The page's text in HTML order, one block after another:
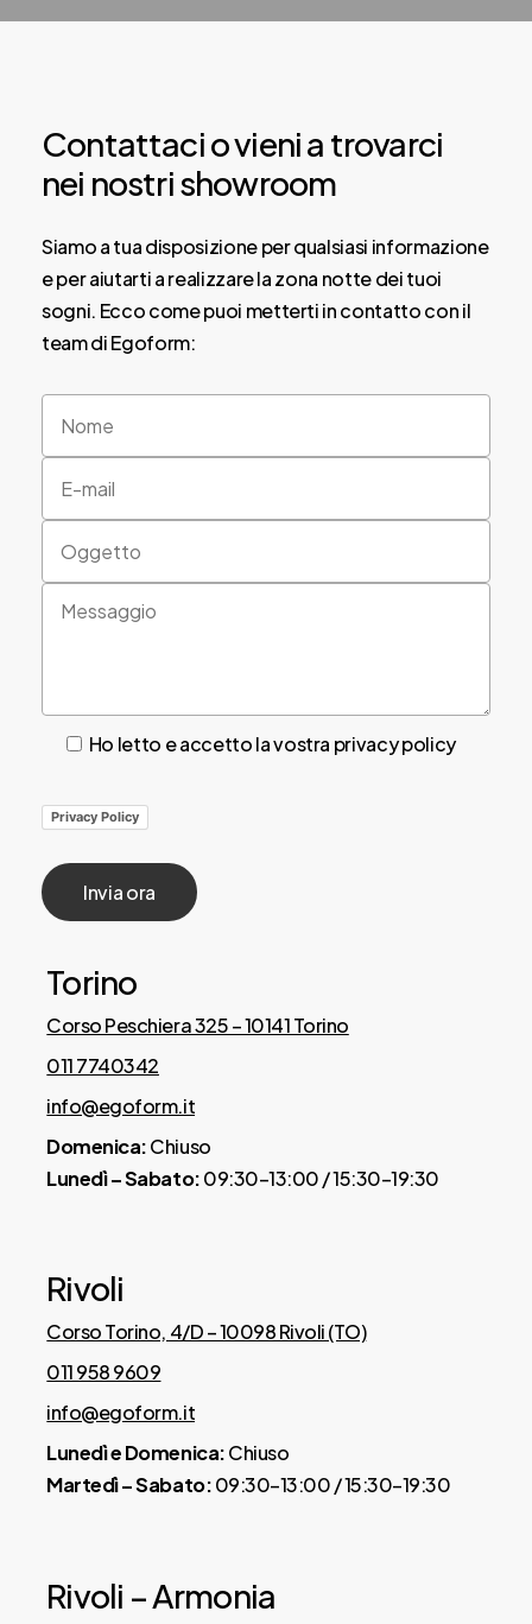
Contattaciovienia trovarci
nei nostrishowroom
Siamo a tua disposizione per qualsiasi informazione
e per aiutarti a realizzare la zona notte dei tuoi
sogni. Ecco come puoi metterti in contatto con il
team di Egoform:
Ho letto e accetto la vostra privacy policy
Privacy Policy
Torino
Corso Peschiera 325 – 10141 Torino
011 7740342
info@egoform.it
Domenica:Chiuso
Lunedì – Sabato:09:30–13:00 / 15:30–19:30
Rivoli
Corso Torino, 4/D – 10098 Rivoli (TO)
011 958 9609
info@egoform.it
Lunedì e Domenica:Chiuso
Martedì – Sabato:09:30–13:00 / 15:30–19:30
Rivoli – Armonia